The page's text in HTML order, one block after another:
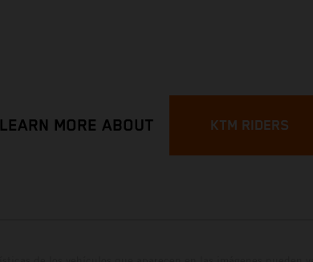
LEARN MORE ABOUT KTM RIDERS